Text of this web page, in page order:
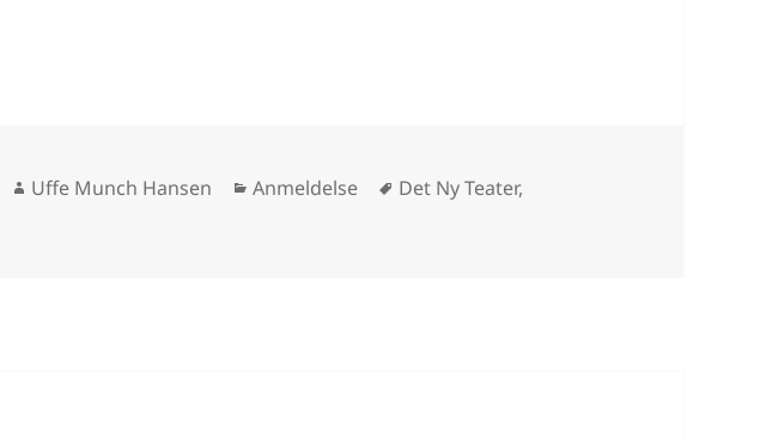
Forfatter
Uffe Munch Hansen Kategorier
Anmeldelse Tags
Det Ny Teater,